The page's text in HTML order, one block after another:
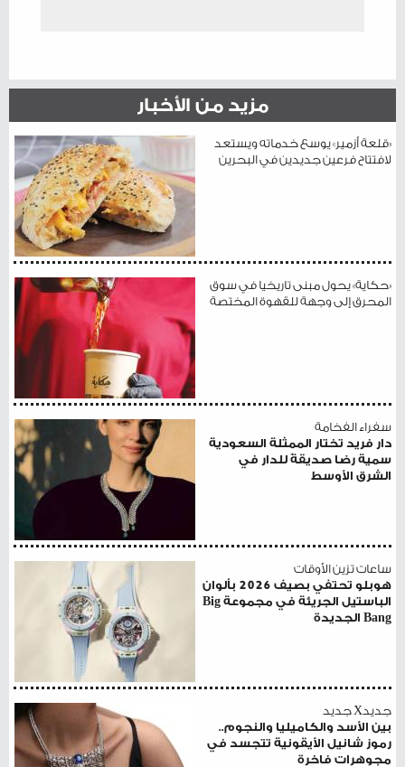
مزيد من الأخبار
«قلعة أزمير» يوسع خدماته ويستعد
لافتتاح فرعين جديدين في البحرين
«حكاية» يحول مبنى تاريخيا في سوق
المحرق إلى وجهة للقهوة المختصة
سفراء الفخامة
دار فريد تختار الممثلة السعودية
سمية رضا صديقةً للدار في
الشرق الأوسط
ساعات تزين الأوقات
هوبلو تحتفي بصيف 2026 بألوان
الباستيل الجريئة في مجموعة Big
Bang الجديدة
جديدX جديد
بين الأسد والكاميليا والنجوم..
رموز شانيل الأيقونية تتجسد في
مجوهرات فاخرة